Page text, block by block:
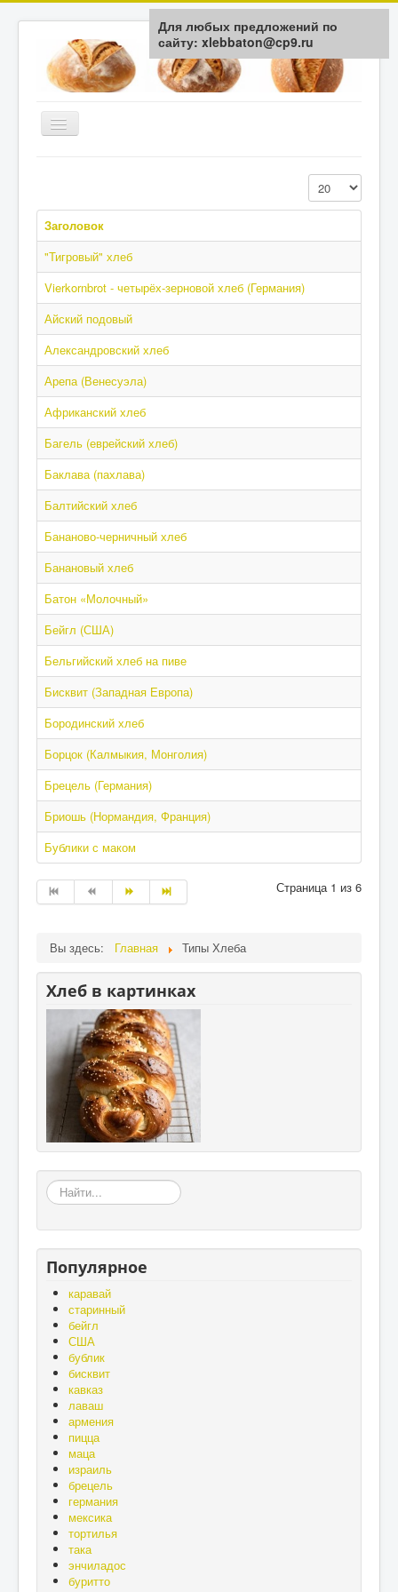
Включить/
Типы Хлеба
Мука / Крупа
Здоровье
Технологии
Обратная связь
Кол-во строк:
Заголовок
"Тигровый" хлеб
Vierkornbrot - четырёх-зерновой хлеб (Германия)
Айский подовый
Александровский хлеб
Арепа (Венесуэла)
Африканский хлеб
Багель (еврейский хлеб)
Баклава (пахлава)
Балтийский хлеб
Бананово-черничный хлеб
Банановый хлеб
Батон «Молочный»
Бейгл (США)
Бельгийский хлеб на пиве
Бисквит (Западная Европа)
Бородинский хлеб
Борцок (Калмыкия, Монголия)
Брецель (Германия)
Бриошь (Нормандия, Франция)
Бублики с маком
Страница 1 из 6
Вы здесь: Главная Типы Хлеба
Хлеб в картинках
«Земля
–
а
хлеб
«Без
золота
проживёшь,
без
хлеба
нет».
Популярное
каравай
старинный
бейгл
США
бублик
бисквит
кавказ
лаваш
армения
пицца
маца
израиль
брецель
германия
мексика
тортилья
така
энчиладос
буритто
Для любых предложений по
сайту: xlebbaton@cp9.ru